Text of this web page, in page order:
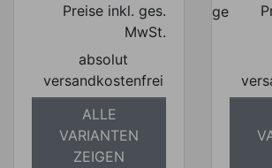
Preise inkl. ges.
MwSt.
absolut
versandkostenfrei
ALLE
VARIANTEN
ZEIGEN